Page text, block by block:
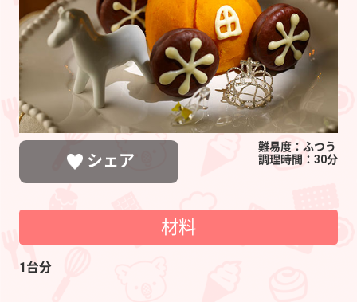
ケ
ー
キ
シェア
難易度：ふつう
調理時間：30分
材料
1台分